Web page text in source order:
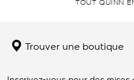
Trouver une boutique